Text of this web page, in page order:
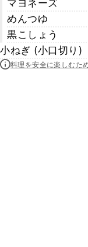
マヨネーズ
めんつゆ
黒こしょう
小ねぎ (小口切り)
料理を安全に楽しむた